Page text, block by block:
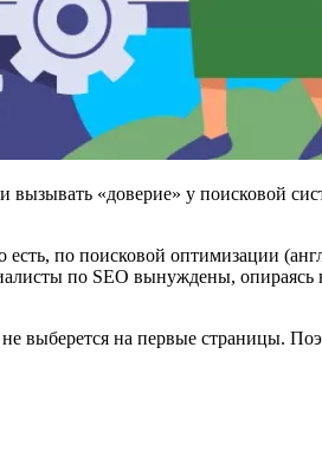
«доверие» у поисковой
по поисковой оптимизации
по SEO вынуждены,
на первые страницы.